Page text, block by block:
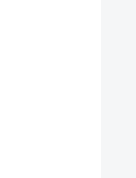
status FROM
(select status from